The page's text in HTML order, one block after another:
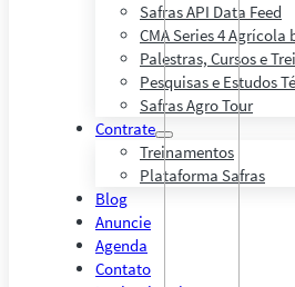
Safras API Data Feed
CMA Series 4 Agrícola
Palestras, Cursos e
Pesquisas e Estudos
Safras Agro Tour
Contrate
Treinamentos
Plataforma Safras
Blog
Anuncie
Agenda
Contato